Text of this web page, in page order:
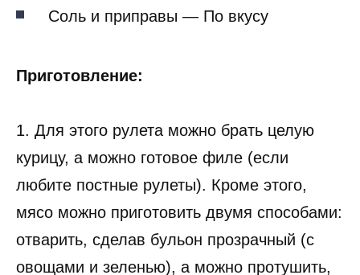
Соль и приправы — По вкусу
Приготовление:
1. Для этого рулета можно брать целую
курицу, а можно готовое филе (если
любите постные рулеты). Кроме этого,
мясо можно приготовить двумя способами:
отварить, сделав бульон прозрачный (с
овощами и зеленью), а можно протушить,